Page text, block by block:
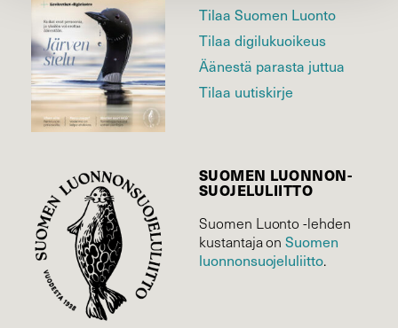
Tilaa Suomen Luonto
Tilaa digilukuoikeus
Äänestä parasta juttua
Tilaa uutiskirje
SUOMEN LUONNON­
SUOJELU­LIITTO
Suomen Luonto -lehden
kustantaja onSuomen
luonnonsuojelu­liitto.